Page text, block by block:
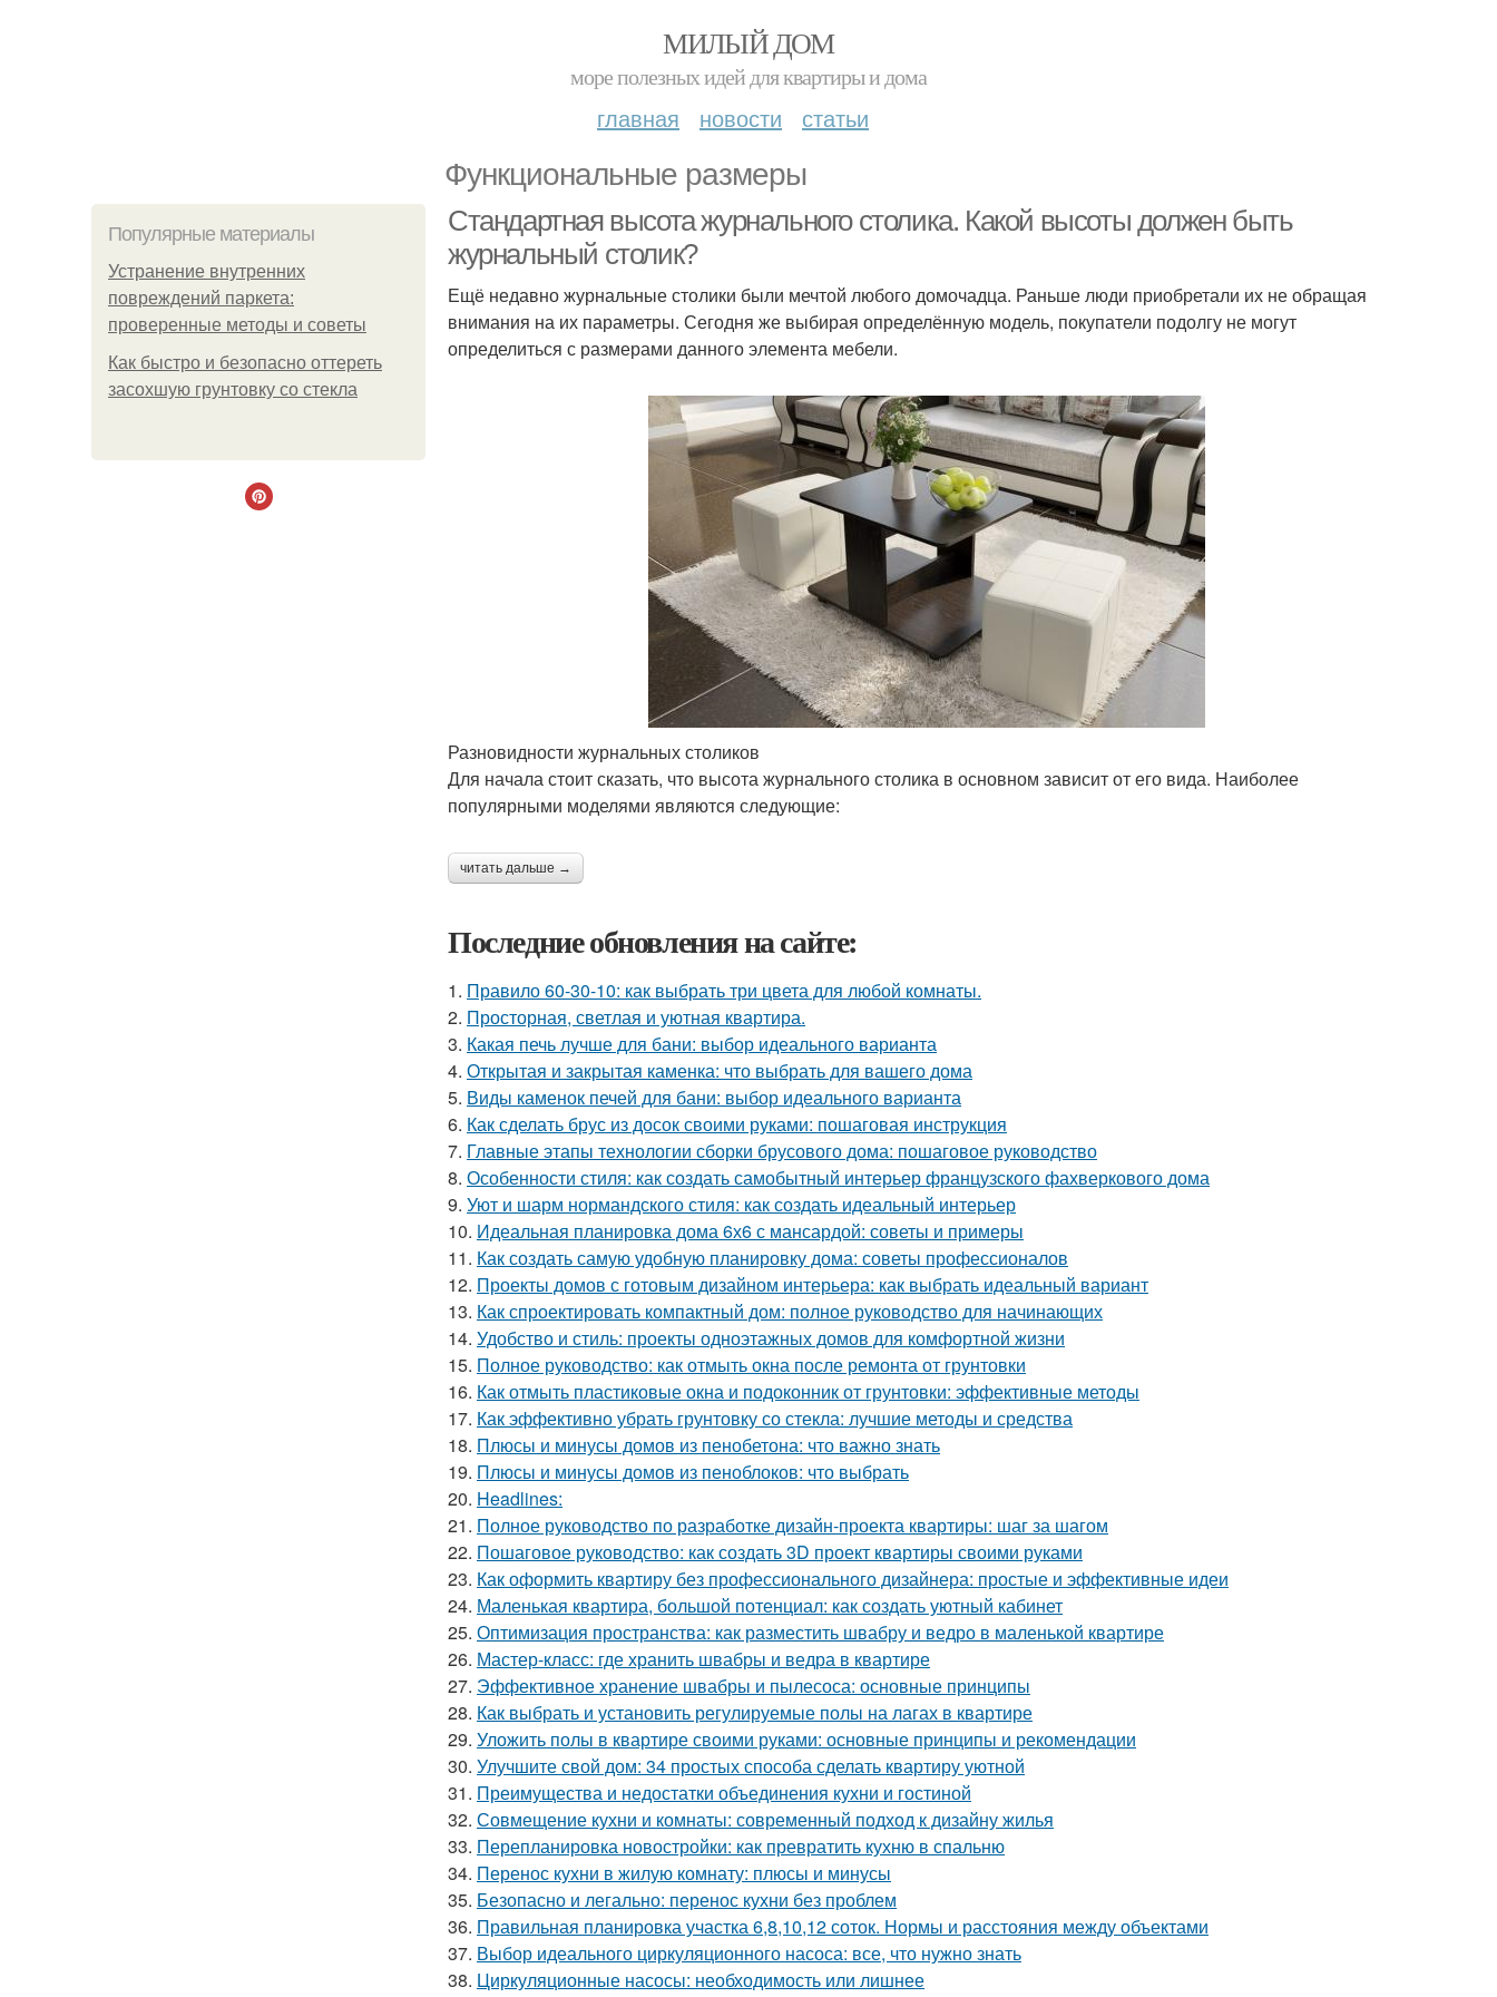
МИЛЫЙ ДОМ
море полезных идей для квартиры и дома
главная новости статьи
Функциональные размеры
Популярные материалы
Устранение внутренних
повреждений паркета:
проверенные методы и советы
Как быстро и безопасно оттереть
засохшую грунтовку со стекла
Стандартная высота журнального столика. Какой высоты должен быть
журнальный столик?
Ещё недавно журнальные столики были мечтой любого домочадца. Раньше люди приобретали их не обращая
внимания на их параметры. Сегодня же выбирая определённую модель, покупатели подолгу не могут
определиться с размерами данного элемента мебели.
Разновидности журнальных столиков
Для начала стоит сказать, что высота журнального столика в основном зависит от его вида. Наиболее
популярными моделями являются следующие:
читать дальше →
Последние обновления на сайте:
1. Правило 60-30-10: как выбрать три цвета для любой комнаты.
2. Просторная, светлая и уютная квартира.
3. Какая печь лучше для бани: выбор идеального варианта
4. Открытая и закрытая каменка: что выбрать для вашего дома
5. Виды каменок печей для бани: выбор идеального варианта
6. Как сделать брус из досок своими руками: пошаговая инструкция
7. Главные этапы технологии сборки брусового дома: пошаговое руководство
8. Особенности стиля: как создать самобытный интерьер французского фахверкового дома
9. Уют и шарм нормандского стиля: как создать идеальный интерьер
10. Идеальная планировка дома 6х6 с мансардой: советы и примеры
11. Как создать самую удобную планировку дома: советы профессионалов
12. Проекты домов с готовым дизайном интерьера: как выбрать идеальный вариант
13. Как спроектировать компактный дом: полное руководство для начинающих
14. Удобство и стиль: проекты одноэтажных домов для комфортной жизни
15. Полное руководство: как отмыть окна после ремонта от грунтовки
16. Как отмыть пластиковые окна и подоконник от грунтовки: эффективные методы
17. Как эффективно убрать грунтовку со стекла: лучшие методы и средства
18. Плюсы и минусы домов из пенобетона: что важно знать
19. Плюсы и минусы домов из пеноблоков: что выбрать
20. Headlines:
21. Полное руководство по разработке дизайн-проекта квартиры: шаг за шагом
22. Пошаговое руководство: как создать 3D проект квартиры своими руками
23. Как оформить квартиру без профессионального дизайнера: простые и эффективные идеи
24. Маленькая квартира, большой потенциал: как создать уютный кабинет
25. Оптимизация пространства: как разместить швабру и ведро в маленькой квартире
26. Мастер-класс: где хранить швабры и ведра в квартире
27. Эффективное хранение швабры и пылесоса: основные принципы
28. Как выбрать и установить регулируемые полы на лагах в квартире
29. Уложить полы в квартире своими руками: основные принципы и рекомендации
30. Улучшите свой дом: 34 простых способа сделать квартиру уютной
31. Преимущества и недостатки объединения кухни и гостиной
32. Совмещение кухни и комнаты: современный подход к дизайну жилья
33. Перепланировка новостройки: как превратить кухню в спальню
34. Перенос кухни в жилую комнату: плюсы и минусы
35. Безопасно и легально: перенос кухни без проблем
36. Правильная планировка участка 6,8,10,12 соток. Нормы и расстояния между объектами
37. Выбор идеального циркуляционного насоса: все, что нужно знать
38. Циркуляционные насосы: необходимость или лишнее